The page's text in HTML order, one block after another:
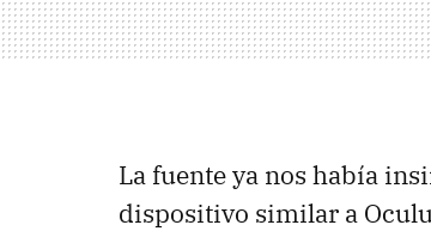
La fuente ya nos había
dispositivo similar a